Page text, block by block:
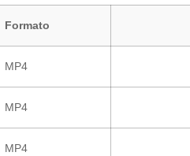
Formato
MP4
MP4
MP4